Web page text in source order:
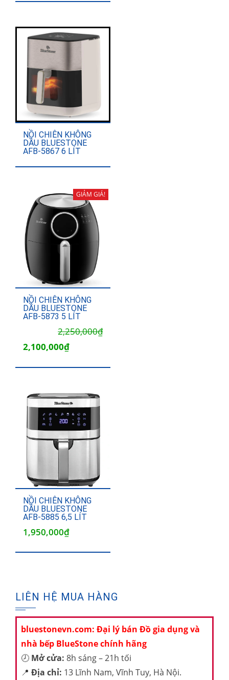
2,540,000₫.
NỒI CHIÊN KHÔNG
DẦU BLUESTONE
AFB-5867 6 LÍT
GIẢM GIÁ!
NỒI CHIÊN KHÔNG
DẦU BLUESTONE
AFB-5873 5 LÍT
2,250,000₫
gốc
2,100,000₫
hiện
2,100,000₫.
NỒI CHIÊN KHÔNG
DẦU BLUESTONE
AFB-5885 6,5 LÍT
1,950,000₫
LIÊN HỆ MUA HÀNG
bluestonevn.com: Đại lý bán Đồ gia dụng và
nhà bếp BlueStone chính hãng
🕗 Mở cửa: 8h sáng – 21h tối
📍 Địa chỉ: 13 Lĩnh Nam, Vĩnh Tuy, Hà Nội.